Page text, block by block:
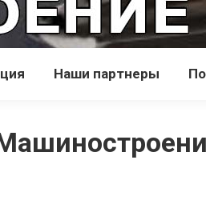
Наши партнеры